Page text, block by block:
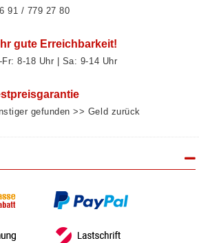
91 / 779 27 80
gute Erreichbarkeit!
Fr: 8‑18 Uhr | Sa: 9‑14 Uhr
gefunden >> Geld zurück